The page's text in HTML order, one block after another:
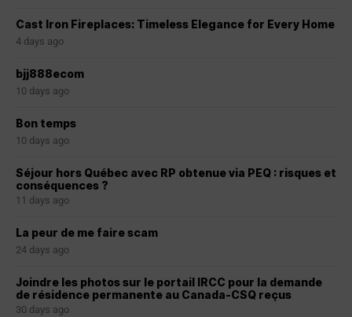
Cast Iron Fireplaces: Timeless Elegance for Every Home
4 days ago
bjj888ecom
10 days ago
Bon temps
10 days ago
Séjour hors Québec avec RP obtenue via PEQ : risques et
conséquences ?
11 days ago
La peur de me faire scam
24 days ago
Joindre les photos sur le portail IRCC pour la demande
de résidence permanente au Canada-CSQ reçus
30 days ago